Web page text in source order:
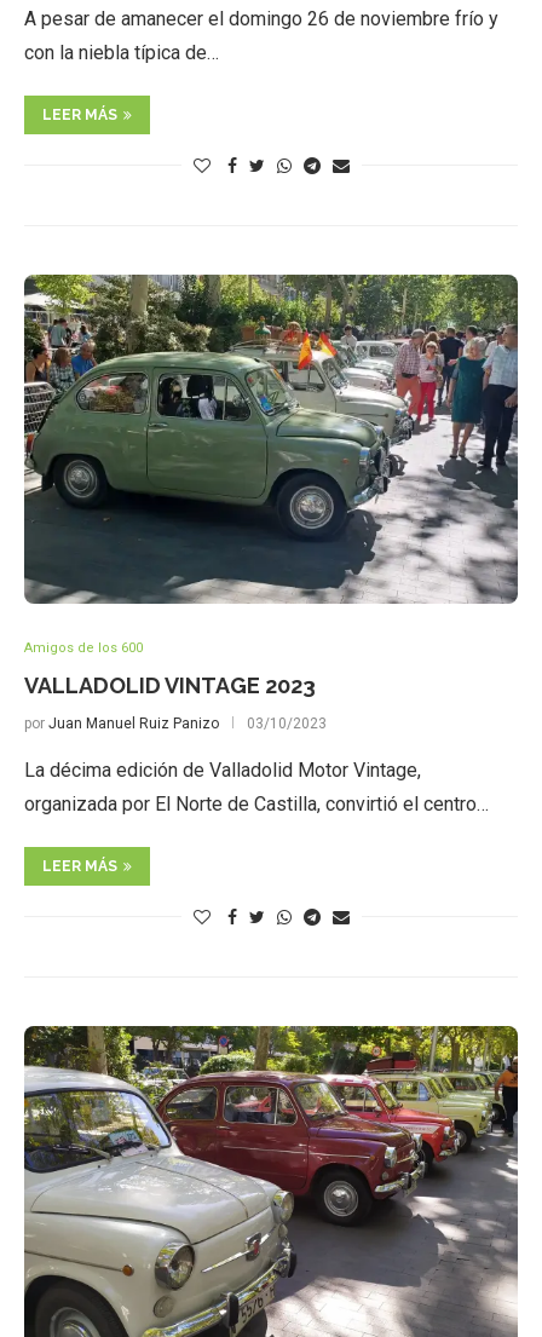
A pesar de amanecer el domingo 26 de noviembre frío y
con la niebla típica de…
LEER MÁS
Amigos de los 600
VALLADOLID VINTAGE 2023
por Juan Manuel Ruiz Panizo 03/10/2023
La décima edición de Valladolid Motor Vintage,
organizada por El Norte de Castilla, convirtió el centro…
LEER MÁS